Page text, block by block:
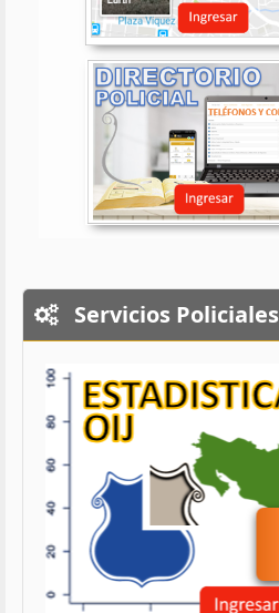
Servicios Policiales